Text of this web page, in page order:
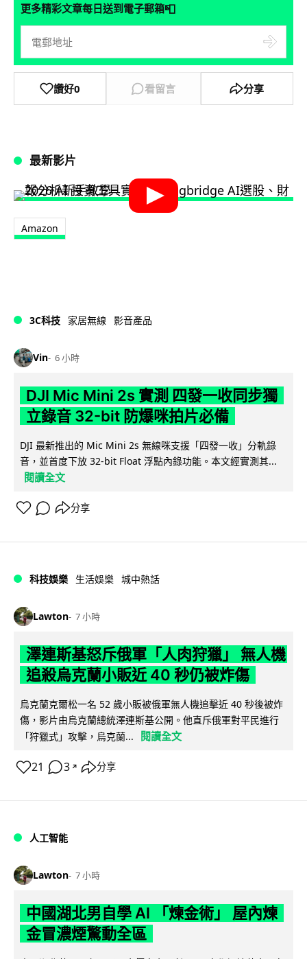
更多精彩文章每日送到電子郵箱📮
讚好0 看留言 分享
最新影片
Amazon
3C科技 家居無線 影音產品
Vin 6 小時
DJI Mic Mini 2s 實測 四發一收同步獨
立錄音 32-bit 防爆咪拍片必備
DJI 最新推出的 Mic Mini 2s 無線咪支援「四發一收」分軌錄
音，並首度下放 32-bit Float 浮點內錄功能。本文經實測其...
閱讀全文
分享
科技娛樂 生活娛樂 城中熱話
Lawton 7 小時
澤連斯基怒斥俄軍「人肉狩獵」 無人機
追殺烏克蘭小販近 40 秒仍被炸傷
烏克蘭克爾松一名 52 歲小販被俄軍無人機追擊近 40 秒後被炸
傷，影片由烏克蘭總統澤連斯基公開。他直斥俄軍對平民進行
「狩獵式」攻擊，烏克蘭...
閱讀全文
21 3 ↗ 分享
人工智能
Lawton 7 小時
中國湖北男自學 AI 「煉金術」 屋內煉
金冒濃煙驚動全區